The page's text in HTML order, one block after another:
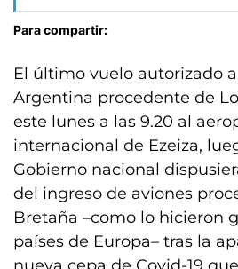
Para compartir:
El último vuelo autorizado
Argentina procedente de
este lunes a las 9.20 al
internacional de Ezeiza,
Gobierno nacional
del ingreso de aviones
Bretaña –como lo hicieron
países de Europa– tras la